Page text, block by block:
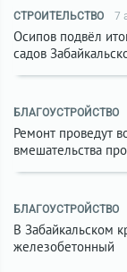
СТРОИТЕЛЬСТВО 7
Осипов подвёл
садов
БЛАГОУСТРОЙСТВО
Ремонт проведут
вмешательства
БЛАГОУСТРОЙСТВО
В Забайкальском
железобетонный